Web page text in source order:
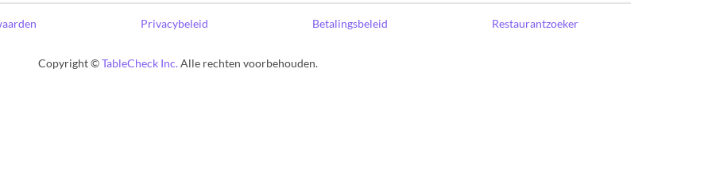
Privacybeleid Betalingsbeleid Restaurantzoeker
Copyright ©TableCheck Inc.Alle rechten voorbehouden.